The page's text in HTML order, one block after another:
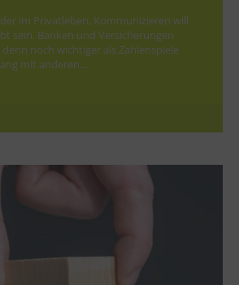
im Privatleben, Kommunizieren will
sein. Banken und Versicherungen
noch wichtiger als Zahlenspiele
mit anderen…